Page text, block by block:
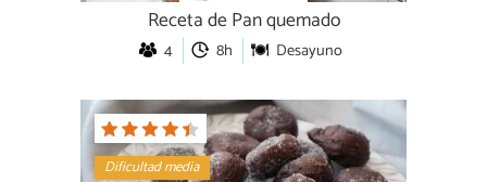
Receta de Pan quemado
4 8h Desayuno
Dificultad media